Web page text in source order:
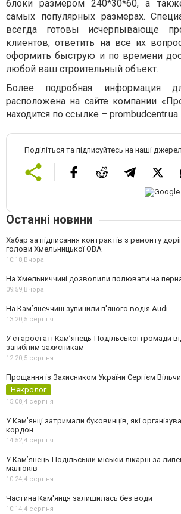
блоки размером 240*30*60, а
самых популярных размерах.
всегда готовы исчерпывающе
клиентов, ответить на все их
оформить быструю и по времени
любой ваш строительный объект.
Более подробная информация
расположена на сайте компании
находится по ссылке – prombudcentr.ua.
Поділіться та підписуйтесь на наші
Останні новини
Хабар за підписання контрактів з ремонту
голови Хмельницької ОВА
10:18, Вчора
На Хмельниччині дозволили полювати на
09:59, Вчора
На Камʼянеччині зупинили п'яного водія Audi
13:20,5 серпня
У старостаті Кам’янець-Подільської громади
загиблим захисникам
12:20,5 серпня
Прощання із Захисником України Сергієм
Некролог
15:08,4 серпня
У Кам’янці затримали буковинців, які
кордон
14:52,4 серпня
У Кам’янець-Подільській міській лікарні за
малюків
10:24,4 серпня
Частина Кам'янця залишилась без води
10:14,4 серпня